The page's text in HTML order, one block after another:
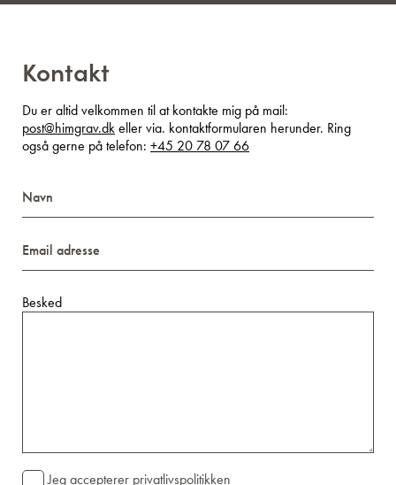
Kontakt
Du er altid velkommen til at kontakte mig på mail:
post@himgrav.dkeller via. kontaktformularen herunder. Ring
også gerne på telefon: +45 20 78 07 66
adresse
Besked
ConsentJeg accepterer privatlivspolitikken